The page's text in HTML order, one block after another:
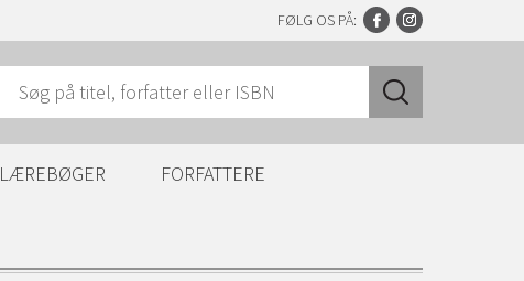
FØLG OS PÅ:
LÆREBØGER FORFATTERE